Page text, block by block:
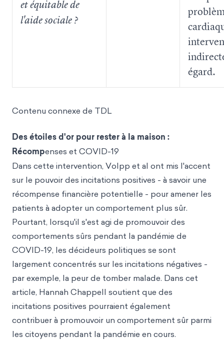
et équitable de
l'aide sociale ?
égard.
Contenu connexe de TDL
Des étoiles d'or pour rester à la maison :
Récompenses et COVID-19
Dans cette intervention, Volpp et al ont mis l'accent
sur le pouvoir des incitations positives - à savoir une
récompense financière potentielle - pour amener les
patients à adopter un comportement plus sûr.
Pourtant, lorsqu'il s'est agi de promouvoir des
comportements sûrs pendant la pandémie de
COVID-19, les décideurs politiques se sont
largement concentrés sur les incitations négatives -
par exemple, la peur de tomber malade. Dans cet
article, Hannah Chappell soutient que des
incitations positives pourraient également
contribuer à promouvoir un comportement sûr parmi
les citoyens pendant la pandémie en cours.